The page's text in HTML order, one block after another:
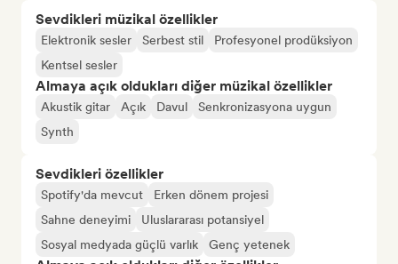
Sevdikleri müzikal özellikler
Elektronik sesler Serbest stil
Profesyonel prodüksiyon
Kentsel sesler
Almaya açık oldukları diğer müzikal özellikler
Akustik gitar Açık Davul
Senkronizasyona uygun
Synth
Sevdikleri özellikler
Spotify'da mevcut
Erken dönem projesi
Sahne deneyimi
Uluslararası potansiyel
Sosyal medyada güçlü varlık
Genç yetenek